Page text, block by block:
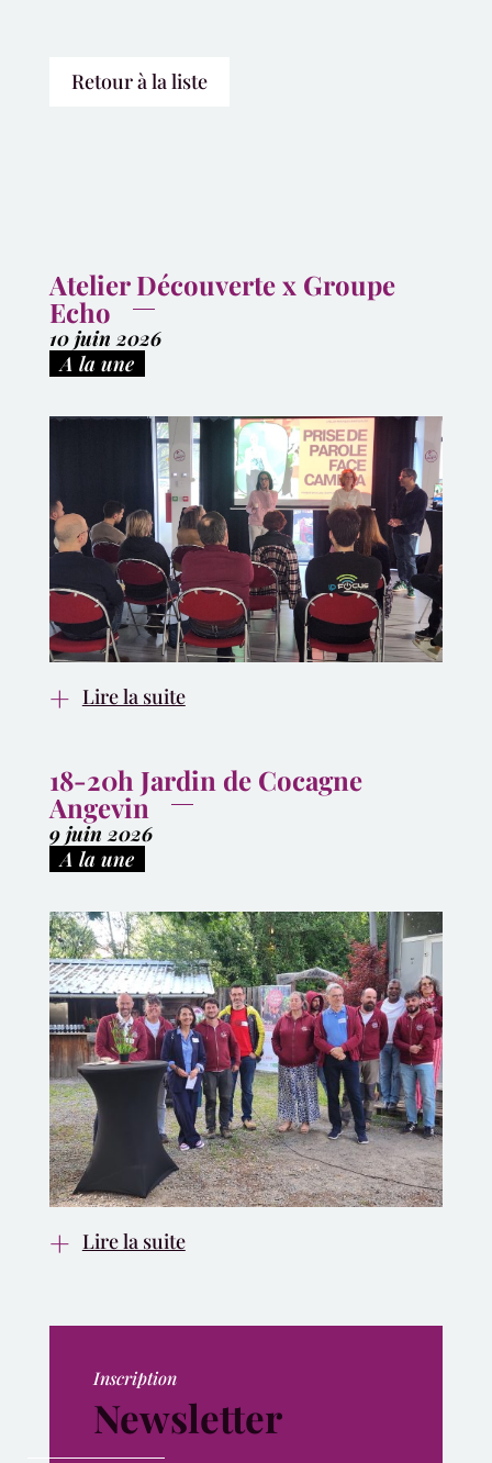
Retour à la liste
Atelier Découverte x Groupe
Echo
10 juin 2026
|A la une
Lire la suite
18-20h Jardin de Cocagne
Angevin
9 juin 2026
|A la une
Lire la suite
Inscription
Newsletter